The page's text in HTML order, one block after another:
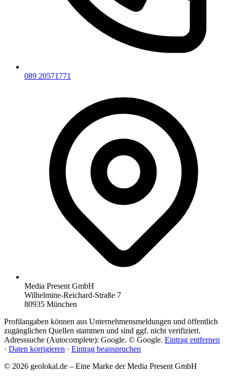
089 20571771
Media Present GmbH
Wilhelmine-Reichard-Straße 7
80935 München
Profilangaben können aus Unternehmensmeldungen und öffentlich
zugänglichen Quellen stammen und sind ggf. nicht verifiziert.
Adresssuche (Autocomplete): Google. © Google. Eintrag entfernen
· Daten korrigieren · Eintrag beanspruchen
© 2026 geolokal.de – Eine Marke der Media Present GmbH